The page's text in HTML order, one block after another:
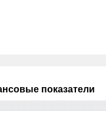
показатели